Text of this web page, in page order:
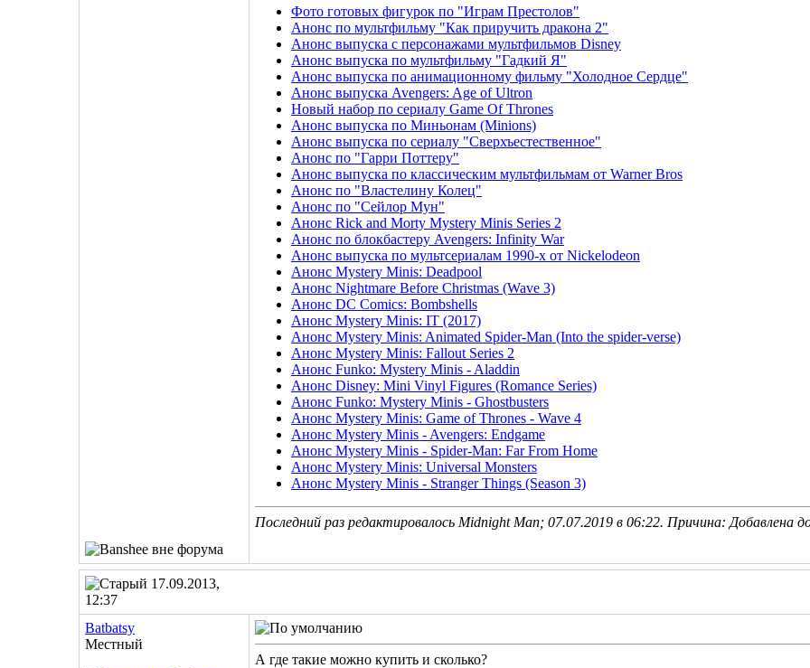
Фото готовых фигурок по "Играм Престолов"
Анонс по мультфильму "Как приручить дракона 2"
Анонс выпуска с персонажами мультфильмов Disney
Анонс выпуска по мультфильму "Гадкий Я"
Анонс выпуска по анимационному фильму "Холодное Сердце"
Анонс выпуска Avengers: Age of Ultron
Новый набор по сериалу Game Of Thrones
Анонс выпуска по Миньонам (Minions)
Анонс выпуска по сериалу "Сверхъестественное"
Анонс по "Гарри Поттеру"
Анонс выпуска по классическим мультфильмам от Warner Bros
Анонс по "Властелину Колец"
Анонс по "Сейлор Мун"
Анонс Rick and Morty Mystery Minis Series 2
Анонс по блокбастеру Avengers: Infinity War
Анонс выпуска по мультсериалам 1990-х от Nickelodeon
Анонс Mystery Minis: Deadpool
Анонс Nightmare Before Christmas (Wave 3)
Анонс DC Comics: Bombshells
Анонс Mystery Minis: IT (2017)
Анонс Mystery Minis: Animated Spider-Man (Into the spider-verse)
Анонс Mystery Minis: Fallout Series 2
Анонс Funko: Mystery Minis - Aladdin
Анонс Disney: Mini Vinyl Figures (Romance Series)
Анонс Funko: Mystery Minis - Ghostbusters
Анонс Mystery Minis: Game of Thrones - Wave 4
Анонс Mystery Minis - Avengers: Endgame
Анонс Mystery Minis - Spider-Man: Far From Home
Анонс Mystery Minis: Universal Monsters
Анонс Mystery Minis - Stranger Things (Season 3)
Последний раз редактировалось Midnight Man; 07.07.2019 в 06:22. Причина: Добавлена
17.09.2013,
12:37
Batbatsy
Местный
А где такие можно купить и сколько?